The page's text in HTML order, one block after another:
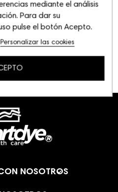
NOSOTROS

mediante el análisis
Para dar su
pulse el botón Acepto.
Personalizar las cookies